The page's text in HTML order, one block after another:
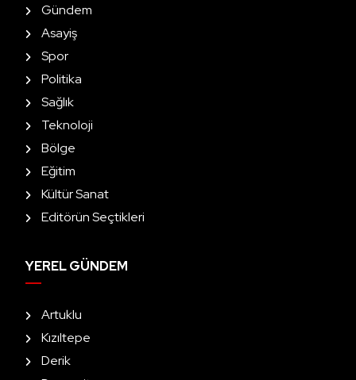
Gündem
Asayiş
Spor
Politika
Sağlık
Teknoloji
Bölge
Eğitim
Kültür Sanat
Editörün Seçtikleri
YEREL GÜNDEM
Artuklu
Kızıltepe
Derik